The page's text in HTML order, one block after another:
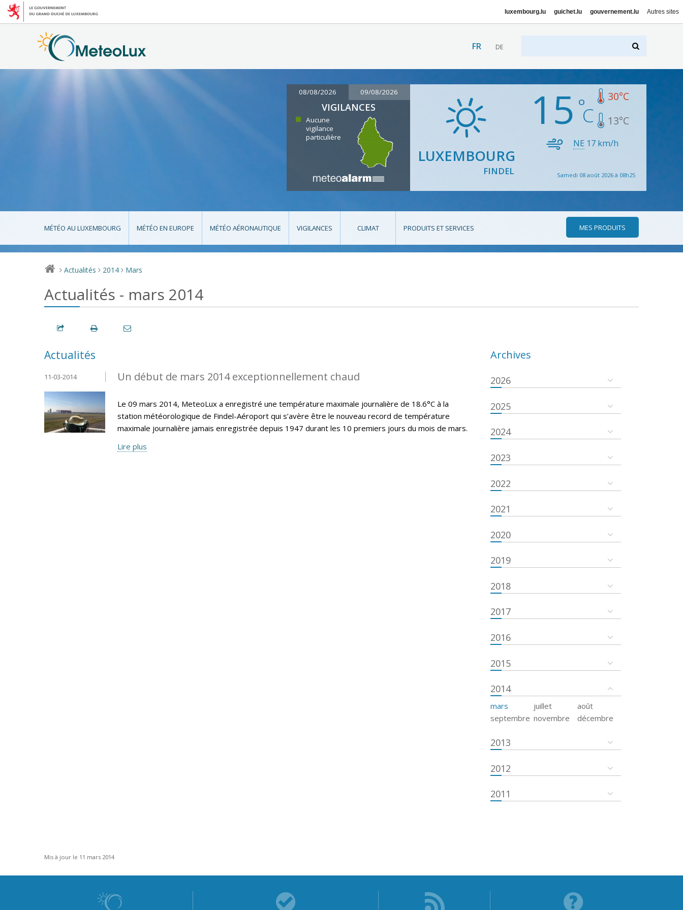
luxembourg.lu guichet.lu gouvernement.lu Autres sites
FR DE
08/08/2026 09/08/2026
VIGILANCES
Aucune
vigilance
particulière
LUXEMBOURG
FINDEL
15 30°C
13°C
NE 17 km/h
Samedi 08 août 2026 à 08h25
MÉTÉO AU LUXEMBOURG MÉTÉO EN EUROPE MÉTÉO AÉRONAUTIQUE VIGILANCES CLIMAT PRODUITS ET SERVICES MES PRODUITS
> Actualités > 2014 > Mars
Actualités - mars 2014
Actualités
Un début de mars 2014 exceptionnellement chaud
11-03-2014
Le 09 mars 2014, MeteoLux a enregistré une température maximale journalière de 18.6°C à la
station météorologique de Findel-Aéroport qui s’avère être le nouveau record de température
maximale journalière jamais enregistrée depuis 1947 durant les 10 premiers jours du mois de mars.
Lire plus
Archives
2026
2025
2024
2023
2022
2021
2020
2019
2018
2017
2016
2015
2014
mars juillet
août
septembre novembre décembre
2013
2012
2011
Mis à jour le 11 mars 2014